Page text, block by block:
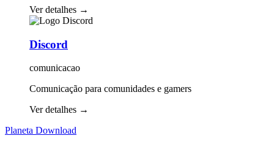
Ver detalhes →
Discord
comunicacao
Comunicação para comunidades e gamers
Ver detalhes →
Planeta Download